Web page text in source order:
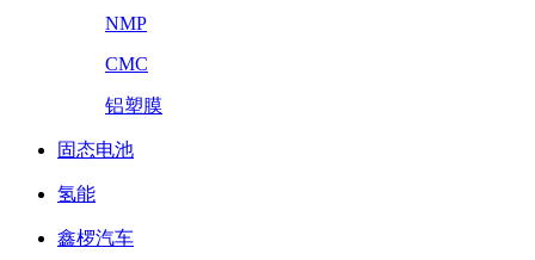
NMP
CMC
铝塑膜
固态电池
氢能
鑫椤汽车